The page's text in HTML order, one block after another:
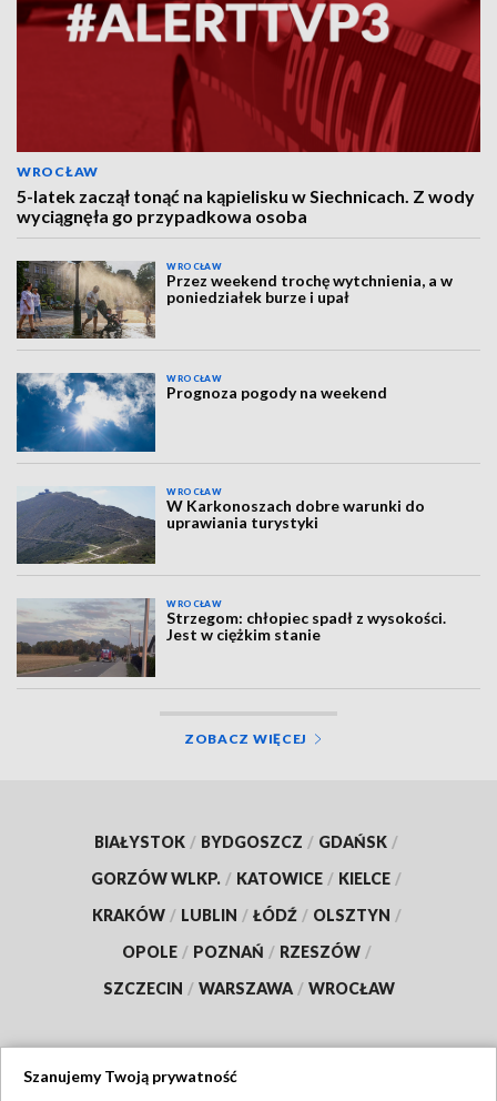
WROCŁAW
5-latek zaczął tonąć na kąpielisku w Siechnicach. Z wody
wyciągnęła go przypadkowa osoba
WROCŁAW
Przez weekend trochę wytchnienia, a w
poniedziałek burze i upał
WROCŁAW
Prognoza pogody na weekend
WROCŁAW
W Karkonoszach dobre warunki do
uprawiania turystyki
WROCŁAW
Strzegom: chłopiec spadł z wysokości.
Jest w ciężkim stanie
ZOBACZ WIĘCEJ
BIAŁYSTOK / BYDGOSZCZ / GDAŃSK /
GORZÓW WLKP. / KATOWICE / KIELCE /
KRAKÓW / LUBLIN / ŁÓDŹ / OLSZTYN /
OPOLE / POZNAŃ / RZESZÓW /
SZCZECIN / WARSZAWA / WROCŁAW
Szanujemy Twoją prywatność